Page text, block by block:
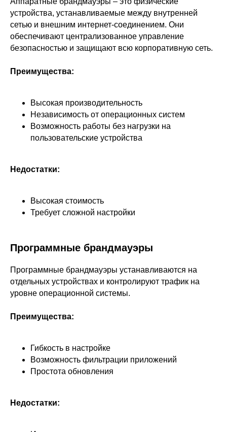
устройства, устанавливаемые между внутренней
сетью и внешним интернет-соединением. Они
обеспечивают централизованное управление
безопасностью и защищают всю корпоративную сеть.
Преимущества:
Высокая производительность
Независимость от операционных систем
Возможность работы без нагрузки на
пользовательские устройства
Недостатки:
Высокая стоимость
Требует сложной настройки
Программные брандмауэры
Программные брандмауэры устанавливаются на
отдельных устройствах и контролируют трафик на
уровне операционной системы.
Преимущества:
Гибкость в настройке
Возможность фильтрации приложений
Простота обновления
Недостатки: